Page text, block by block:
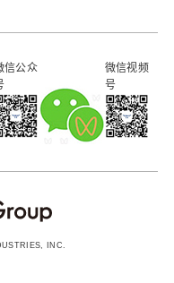
信公众
微信视频
号
INC.